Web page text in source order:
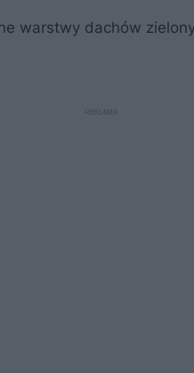
warstwy dachów